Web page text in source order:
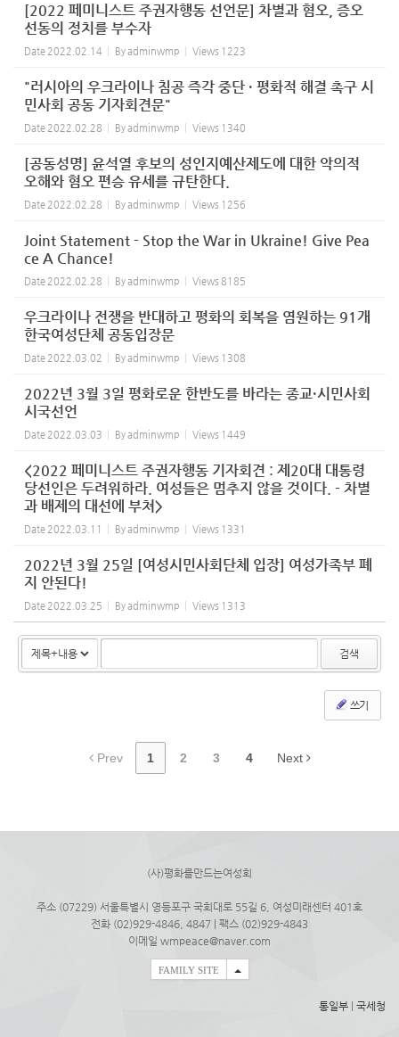
[2022 페미니스트 주권자행동 선언문] 차별과 혐오, 증오
선동의 정치를 부수자
Date 2022.02.14 Byadminwmp Views 1223
"러시아의 우크라이나 침공 즉각 중단 · 평화적 해결 촉구 시
민사회 공동 기자회견문"
Date 2022.02.28 Byadminwmp Views 1340
[공동성명] 윤석열 후보의 성인지예산제도에 대한 악의적
오해와 혐오 편승 유세를 규탄한다.
Date 2022.02.28 Byadminwmp Views 1256
Joint Statement - Stop the War in Ukraine! Give Pea
ce A Chance!
Date 2022.02.28 Byadminwmp Views 8185
우크라이나 전쟁을 반대하고 평화의 회복을 염원하는 91개
한국여성단체 공동입장문
Date 2022.03.02 Byadminwmp Views 1308
2022년 3월 3일 평화로운 한반도를 바라는 종교·시민사회
시국선언
Date 2022.03.03 Byadminwmp Views 1449
<2022 페미니스트 주권자행동 기자회견 : 제20대 대통령
당선인은 두려워하라. 여성들은 멈추지 않을 것이다. - 차별
과 배제의 대선에 부쳐>
Date 2022.03.11 Byadminwmp Views 1331
2022년 3월 25일 [여성시민사회단체 입장] 여성가족부 폐
지 안된다!
Date 2022.03.25 Byadminwmp Views 1313
검색
쓰기
Prev 1 2 3 4 Next
(사)평화를만드는여성회
주소 (07229) 서울특별시 영등포구 국회대로 55길 6, 여성미래센터 401호
전화 (02)929-4846, 4847 | 팩스 (02)929-4843
이메일 wmpeace@naver.com
FAMILY SITE
통일부 | 국세청